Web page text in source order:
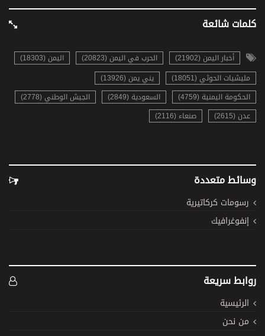
كلمات شائعة
أخبار اليمن (21902) الحرب في اليمن (20823)
اليمن (18303)
مليشيات الحوثي (18051)
يني يمن (13926)
الحكومة اليمنية (4759)
السعودية (2849)
الجيش الوطني (2778)
عدن (2615)
صنعاء (2116)
وسائط متعددة
رسومات كركاتيرية
إنفوغرافيك
روابط سريعة
الرئيسية
من نحن